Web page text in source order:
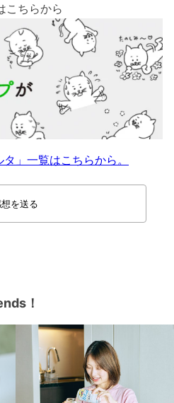
こちらから
」一覧はこちらから。
を送る
！